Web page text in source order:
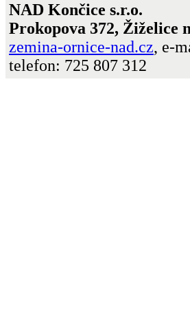
NAD Končice s.r.o.
Prokopova 372, Žiželice
zemina-ornice-nad.cz, e-
telefon: 725 807 312